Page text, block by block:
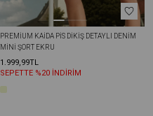
PREMIUM KAIDA PIS DIKIŞ DETAYLI DENIM
MINI ŞORT EKRU
1.999,99TL
SEPETTE %20 İNDİRİM